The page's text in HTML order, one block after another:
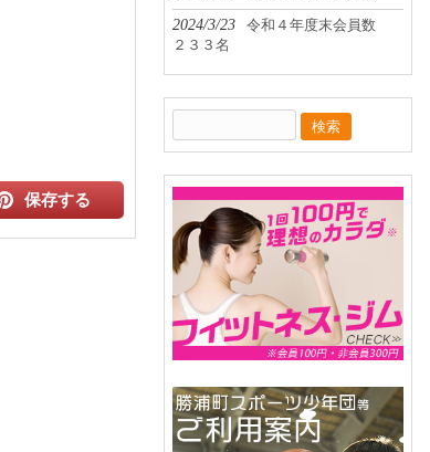
保存する
2024/3/23
令和４年度末会員数
２３３名
索: